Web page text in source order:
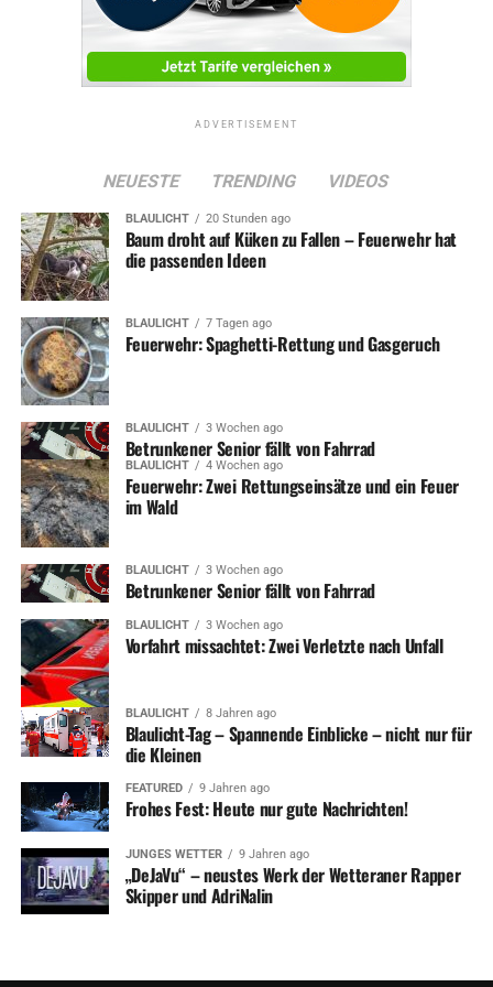
auch noch die Taucher der Berufsfeuerwehr Witten
alarmiert. Diese konnten dann allerdings die Einsatzfahrt
abbrechen.
Symbolfoto / Archiv
RELATED TOPICS: BLAULICHT FEUERWEHR
UP NEXT
Sperrung Kaiserstraße: Erleichterungen für Anlieger
DON'T MISS
Feuerwehr: Tod im Bad, Gefahrenbaum und weitere
Einsätze
ADVERTISEMENT
NEUESTE TRENDING VIDEOS
BLAULICHT 20 Stunden ago
Baum droht auf Küken zu Fallen – Feuerwehr hat
die passenden Ideen
BLAULICHT 7 Tagen ago
Feuerwehr: Spaghetti-Rettung und Gasgeruch
BLAULICHT 3 Wochen ago
Betrunkener Senior fällt von Fahrrad
BLAULICHT 4 Wochen ago
Feuerwehr: Zwei Rettungseinsätze und ein Feuer
im Wald
BLAULICHT 3 Wochen ago
Betrunkener Senior fällt von Fahrrad
BLAULICHT 3 Wochen ago
Vorfahrt missachtet: Zwei Verletzte nach Unfall
BLAULICHT 8 Jahren ago
Blaulicht-Tag – Spannende Einblicke – nicht nur für
die Kleinen
FEATURED 9 Jahren ago
Frohes Fest: Heute nur gute Nachrichten!
JUNGES WETTER 9 Jahren ago
„DeJaVu“ – neustes Werk der Wetteraner Rapper
Skipper und AdriNalin